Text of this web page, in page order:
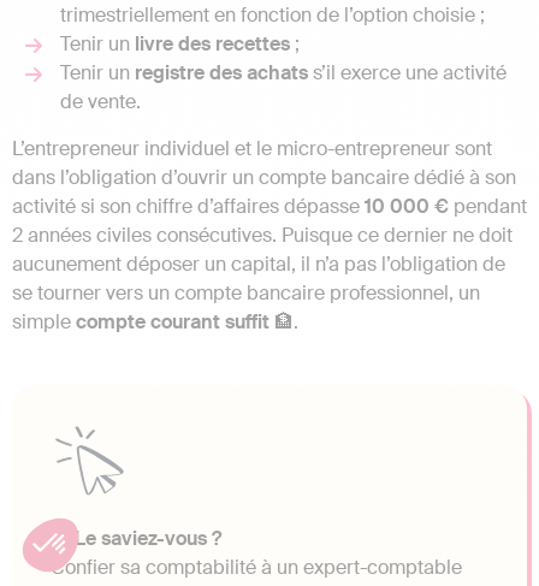
trimestriellement en fonction de l’option choisie ;
Tenir un livre des recettes ;
Tenir un registre des achatss’il exerce une activité
de vente.
L’entrepreneur individuel et le micro-entrepreneur sont
dans l’obligation d’ouvrir un compte bancaire dédié à son
activité si son chiffre d’affaires dépasse10 000 € pendant
2 années civiles consécutives. Puisque ce dernier ne doit
aucunement déposer un capital, il n’a pas l’obligation de
se tourner vers un compte bancaire professionnel, un
simplecompte courant suffit 🏦.
💡 Le saviez-vous ?
Confier sa comptabilité à un expert-comptable